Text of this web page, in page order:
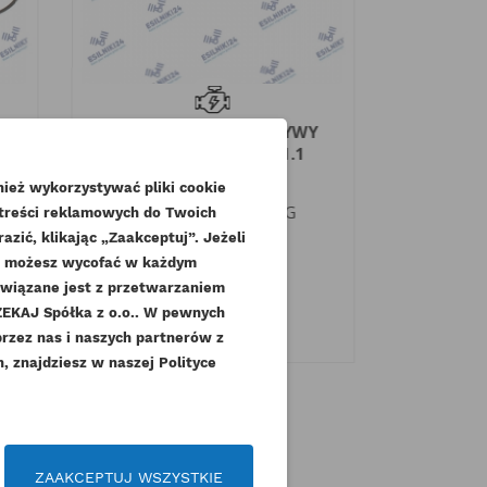
CAT USZCZELKA POKRYWY
ZAWORÓW 3013C C1.1
Indeks 235-5531-ORG
Dostępny
72,57 złBrutto
59,00 zł
wykorzystywać pliki cookie
reklamowych do Twoich
klikając „Zaakceptuj”. Jeżeli
wycofać w każdym
jest z przetwarzaniem
Spółka z o.o.. W pewnych
nas i naszych partnerów z
znajdziesz w naszej Polityce
ZAAKCEPTUJ WSZYSTKIE